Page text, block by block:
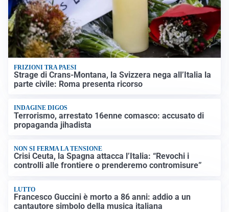
FRIZIONI TRA PAESI
Strage di Crans-Montana, la Svizzera nega all’Italia la
parte civile: Roma presenta ricorso
INDAGINE DIGOS
Terrorismo, arrestato 16enne comasco: accusato di
propaganda jihadista
NON SI FERMA LA TENSIONE
Crisi Ceuta, la Spagna attacca l’Italia: “Revochi i
controlli alle frontiere o prenderemo contromisure”
LUTTO
Francesco Guccini è morto a 86 anni: addio a un
cantautore simbolo della musica italiana